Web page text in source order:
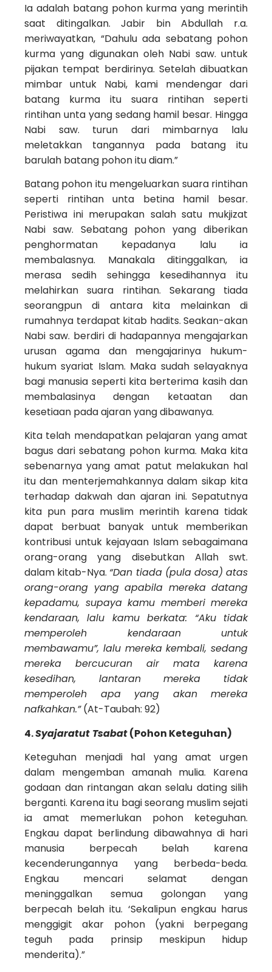
Ia adalah batang pohon kurma yang merintih
saat ditingalkan. Jabir bin Abdullah r.a.
meriwayatkan, “Dahulu ada sebatang pohon
kurma yang digunakan oleh Nabi saw. untuk
pijakan tempat berdirinya. Setelah dibuatkan
mimbar untuk Nabi, kami mendengar dari
batang kurma itu suara rintihan seperti
rintihan unta yang sedang hamil besar. Hingga
Nabi saw. turun dari mimbarnya lalu
meletakkan tangannya pada batang itu
barulah batang pohon itu diam.”
Batang pohon itu mengeluarkan suara rintihan
seperti rintihan unta betina hamil besar.
Peristiwa ini merupakan salah satu mukjizat
Nabi saw. Sebatang pohon yang diberikan
penghormatan kepadanya lalu ia
membalasnya. Manakala ditinggalkan, ia
merasa sedih sehingga kesedihannya itu
melahirkan suara rintihan. Sekarang tiada
seorangpun di antara kita melainkan di
rumahnya terdapat kitab hadits. Seakan-akan
Nabi saw. berdiri di hadapannya mengajarkan
urusan agama dan mengajarinya hukum-
hukum syariat Islam. Maka sudah selayaknya
bagi manusia seperti kita berterima kasih dan
membalasinya dengan ketaatan dan
kesetiaan pada ajaran yang dibawanya.
Kita telah mendapatkan pelajaran yang amat
bagus dari sebatang pohon kurma. Maka kita
sebenarnya yang amat patut melakukan hal
itu dan menterjemahkannya dalam sikap kita
terhadap dakwah dan ajaran ini. Sepatutnya
kita pun para muslim merintih karena tidak
dapat berbuat banyak untuk memberikan
kontribusi untuk kejayaan Islam sebagaimana
orang-orang yang disebutkan Allah swt.
dalam kitab-Nya. “Dan tiada (pula dosa) atas
orang-orang yang apabila mereka datang
kepadamu, supaya kamu memberi mereka
kendaraan, lalu kamu berkata: “Aku tidak
memperoleh kendaraan untuk
membawamu”, lalu mereka kembali, sedang
mereka bercucuran air mata karena
kesedihan, lantaran mereka tidak
memperoleh apa yang akan mereka
nafkahkan.”(At-Taubah: 92)
4.Syajaratut Tsabat(Pohon Keteguhan)
Keteguhan menjadi hal yang amat urgen
dalam mengemban amanah mulia. Karena
godaan dan rintangan akan selalu dating silih
berganti. Karena itu bagi seorang muslim sejati
ia amat memerlukan pohon keteguhan.
Engkau dapat berlindung dibawahnya di hari
manusia berpecah belah karena
kecenderungannya yang berbeda-beda.
Engkau mencari selamat dengan
meninggalkan semua golongan yang
berpecah belah itu. ‘Sekalipun engkau harus
menggigit akar pohon (yakni berpegang
teguh pada prinsip meskipun hidup
menderita).”